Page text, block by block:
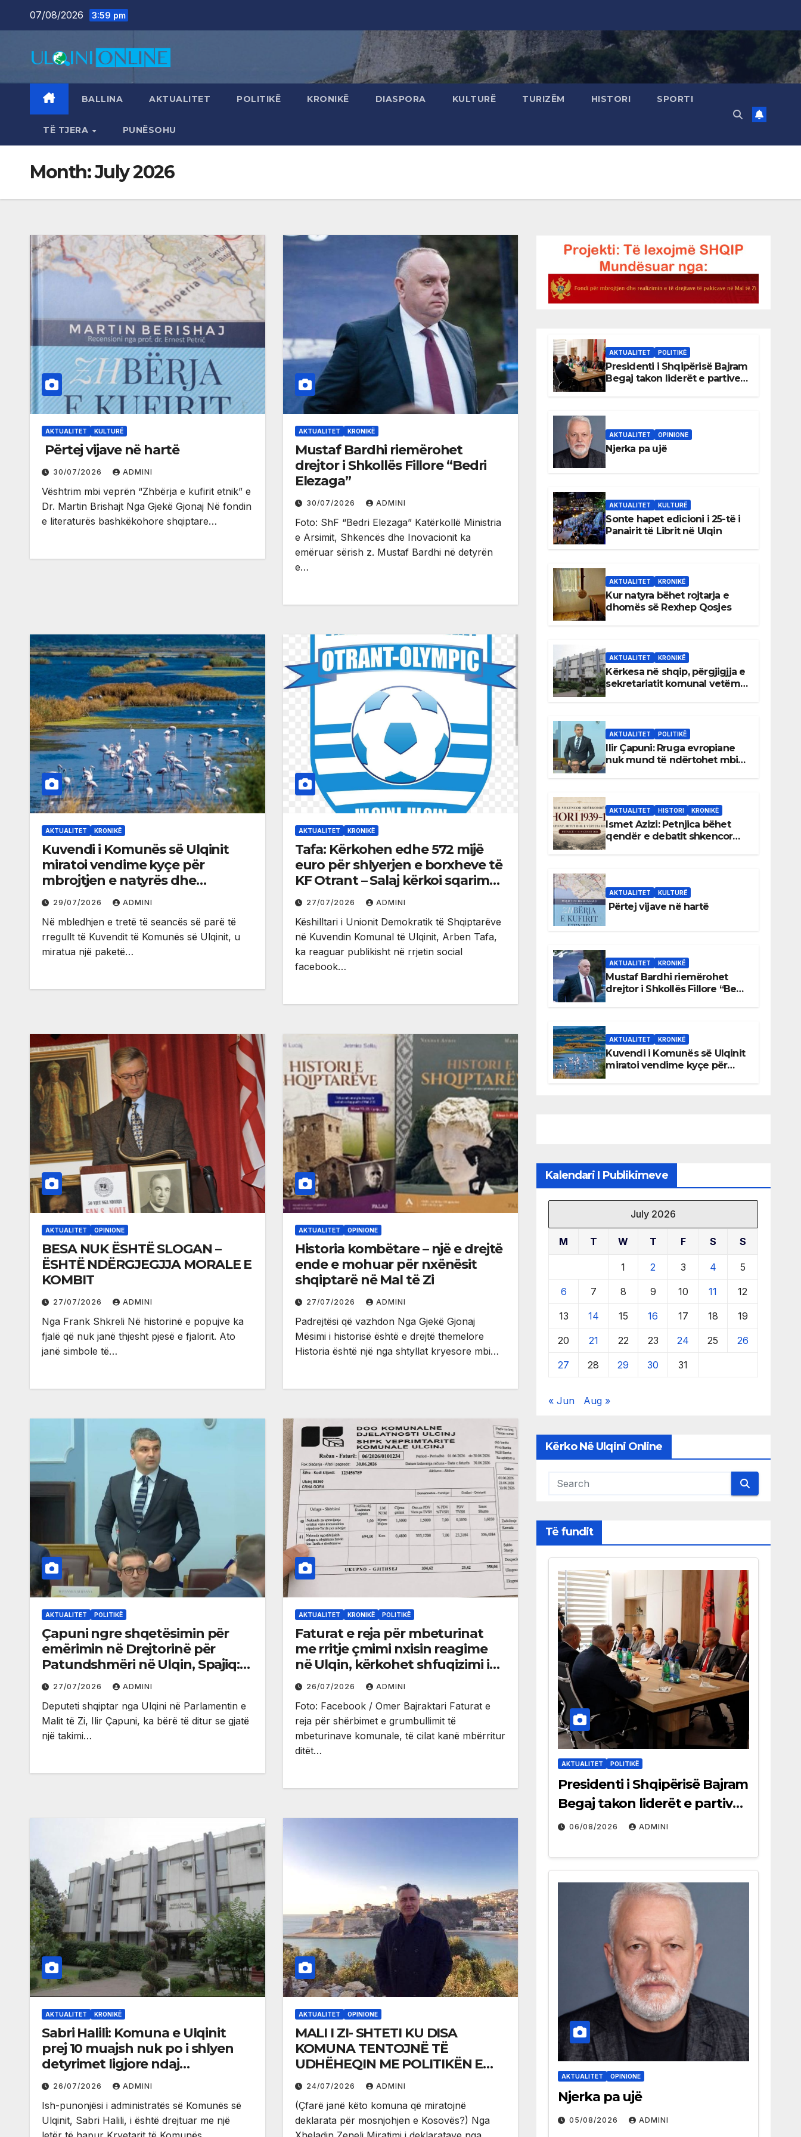
07/08/2026 3:59 pm
BALLINA AKTUALITET POLITIKË KRONIKË DIASPORA KULTURË TURIZËM HISTORI SPORTI
TË TJERA PUNËSOHU
Month:July 2026
AKTUALITET KULTURË
Përtej vijave në hartë
30/07/2026 ADMINI
Vështrim mbi veprën “Zhbërja e kufirit etnik” e
Dr. Martin Brishajt Nga Gjekë Gjonaj Në fondin
e literaturës bashkëkohore shqiptare…
AKTUALITET KRONIKË
Mustaf Bardhi riemërohet
drejtor i Shkollës Fillore “Bedri
Elezaga”
30/07/2026 ADMINI
Foto: ShF “Bedri Elezaga” Katërkollë Ministria
e Arsimit, Shkencës dhe Inovacionit ka
emëruar sërish z. Mustaf Bardhi në detyrën
e…
AKTUALITET KRONIKË
Kuvendi i Komunës së Ulqinit
miratoi vendime kyçe për
mbrojtjen e natyrës dhe
menaxhimin e qëndrueshëm të
burimeve më të çmuara
29/07/2026 ADMINI
Në mbledhjen e tretë të seancës së parë të
rregullt të Kuvendit të Komunës së Ulqinit, u
miratua një paketë…
AKTUALITET KRONIKË
Tafa: Kërkohen edhe 572 mijë
euro për shlyerjen e borxheve të
KF Otrant – Salaj kërkoi sqarime
nga drejtuesit e klubit
27/07/2026 ADMINI
Këshilltari i Unionit Demokratik të Shqiptarëve
në Kuvendin Komunal të Ulqinit, Arben Tafa,
ka reaguar publikisht në rrjetin social
facebook…
AKTUALITET OPINIONE
BESA NUK ËSHTË SLOGAN –
ËSHTË NDËRGJEGJJA MORALE E
KOMBIT
27/07/2026 ADMINI
Nga Frank Shkreli Në historinë e popujve ka
fjalë që nuk janë thjesht pjesë e fjalorit. Ato
janë simbole të…
AKTUALITET OPINIONE
Historia kombëtare – një e drejtë
ende e mohuar për nxënësit
shqiptarë në Mal të Zi
27/07/2026 ADMINI
Padrejtësi që vazhdon Nga Gjekë Gjonaj
Mësimi i historisë është e drejtë themelore
Historia është një nga shtyllat kryesore mbi…
AKTUALITET POLITIKË
Çapuni ngre shqetësimin për
emërimin në Drejtorinë për
Patundshmëri në Ulqin, Spajiq:
Zgjidhje e përkohshme
27/07/2026 ADMINI
Deputeti shqiptar nga Ulqini në Parlamentin e
Malit të Zi, Ilir Çapuni, ka bërë të ditur se gjatë
një takimi…
AKTUALITET KRONIKË POLITIKË
Faturat e reja për mbeturinat
me rritje çmimi nxisin reagime
në Ulqin, kërkohet shfuqizimi i
çmimores
26/07/2026 ADMINI
Foto: Facebook / Omer Bajraktari Faturat e
reja për shërbimet e grumbullimit të
mbeturinave komunale, të cilat kanë mbërritur
ditët…
AKTUALITET KRONIKË
Sabri Halili: Komuna e Ulqinit
prej 10 muajsh nuk po i shlyen
detyrimet ligjore ndaj
pensionistëve
26/07/2026 ADMINI
Ish-punonjësi i administratës së Komunës së
Ulqinit, Sabri Halili, i është drejtuar me një
AKTUALITET OPINIONE
MALI I ZI- SHTETI KU DISA
KOMUNA TENTOJNË TË
UDHËHEQIN ME POLITIKËN E
JASHTME TË TIJ
24/07/2026 ADMINI
(Çfarë janë këto komuna që miratojnë
deklarata për mosnjohjen e Kosovës?) Nga
AKTUALITET POLITIKË
Presidenti i Shqipërisë Bajram
Begaj takon liderët e partive
AKTUALITET OPINIONE
Njerka pa ujë
AKTUALITET KULTURË
Sonte hapet edicioni i 25-të i
Panairit të Librit në Ulqin
AKTUALITET KRONIKË
Kur natyra bëhet rojtarja e
dhomës së Rexhep Qosjes
AKTUALITET KRONIKË
Kërkesa në shqip, përgjigjja e
sekretariatit komunal vetëm
AKTUALITET POLITIKË
Ilir Çapuni: Rruga evropiane
nuk mund të ndërtohet mbi
AKTUALITET HISTORI KRONIKË
Ismet Azizi: Petnjica bëhet
qendër e debatit shkencor
AKTUALITET KULTURË
Përtej vijave në hartë
AKTUALITET KRONIKË
Mustaf Bardhi riemërohet
drejtor i Shkollës Fillore “Bedri
AKTUALITET KRONIKË
Kuvendi i Komunës së Ulqinit
miratoi vendime kyçe për
Kalendari I Publikimeve
July 2026
M T W T F S S
1 2 3 4 5
6 7 8 9 10 11 12
13 14 15 16 17 18 19
20 21 22 23 24 25 26
27 28 29 30 31
« Jun Aug »
Kërko Në Ulqini Online
Të fundit
AKTUALITET POLITIKË
Presidenti i Shqipërisë Bajram
Begaj takon liderët e partive
shqiptare në Ulqin
06/08/2026 ADMINI
AKTUALITET OPINIONE
Njerka pa ujë
05/08/2026 ADMINI